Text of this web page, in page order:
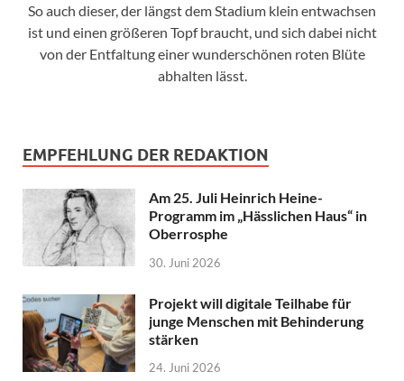
So auch dieser, der längst dem Stadium klein entwachsen
ist und einen größeren Topf braucht, und sich dabei nicht
von der Entfaltung einer wunderschönen roten Blüte
abhalten lässt.
EMPFEHLUNG DER REDAKTION
Am 25. Juli Heinrich Heine-
Programm im „Hässlichen Haus“ in
Oberrosphe
30. Juni 2026
Projekt will digitale Teilhabe für
junge Menschen mit Behinderung
stärken
24. Juni 2026